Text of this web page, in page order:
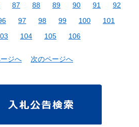
87 88 89 90 91
92
97 98 99 100
101
104 105 106
ジへ 次のページへ